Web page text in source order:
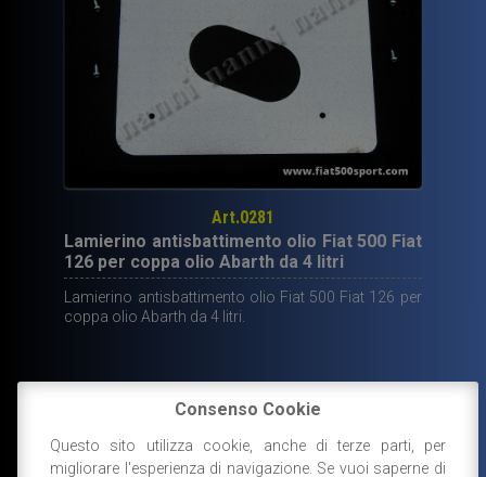
Art.0281
Lamierino antisbattimento olio Fiat 500 Fiat
126 per coppa olio Abarth da 4 litri
Lamierino antisbattimento olio Fiat 500 Fiat 126 per
coppa olio Abarth da 4 litri.
13,00 €
DISPONIBILE
AGGIUNGI AL CARRELLO
Consenso Cookie
Questo sito utilizza cookie, anche di terze parti, per
migliorare l'esperienza di navigazione. Se vuoi saperne di